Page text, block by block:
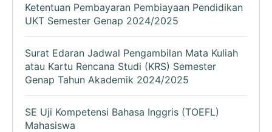
Ketentuan Pembayaran Pembiayaan Pendidikan
UKT Semester Genap 2024/2025
Surat Edaran Jadwal Pengambilan Mata Kuliah
atau Kartu Rencana Studi (KRS) Semester
Genap Tahun Akademik 2024/2025
SE Uji Kompetensi Bahasa Inggris (TOEFL)
Mahasiswa